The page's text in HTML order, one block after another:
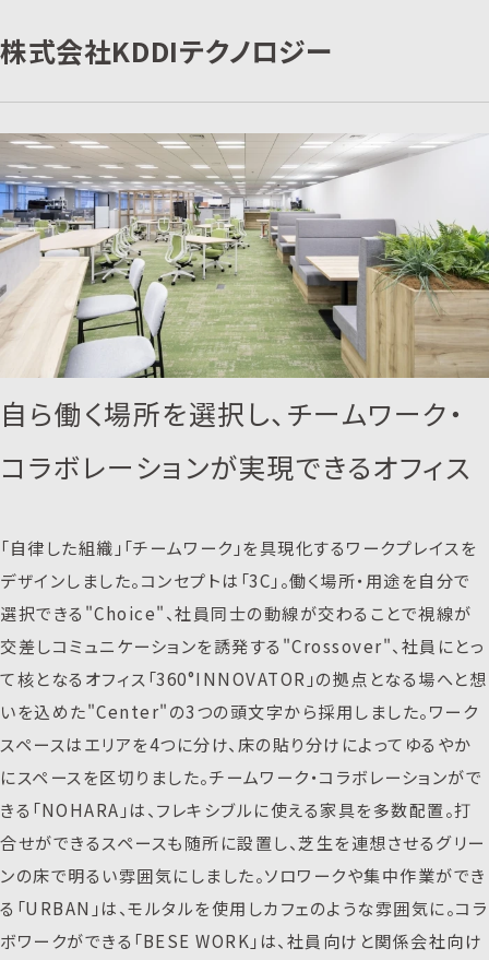
株式会社KDDIテクノロジー
自ら働く場所を選択し、チームワーク・
コラボレーションが実現できるオフィス
「自律した組織」「チームワーク」を具現化するワークプレイスを
デザインしました。コンセプトは「3C」。働く場所・用途を自分で
選択できる"Choice"、社員同士の動線が交わることで視線が
交差しコミュニケーションを誘発する"Crossover"、社員にとっ
て核となるオフィス「360°INNOVATOR」の拠点となる場へと想
いを込めた"Center"の3つの頭文字から採用しました。ワーク
スペースはエリアを4つに分け、床の貼り分けによってゆるやか
にスペースを区切りました。チームワーク・コラボレーションがで
きる「NOHARA」は、フレキシブルに使える家具を多数配置。打
合せができるスペースも随所に設置し、芝生を連想させるグリー
ンの床で明るい雰囲気にしました。ソロワークや集中作業ができ
る「URBAN」は、モルタルを使用しカフェのような雰囲気に。コラ
ボワークができる「BESE WORK」は、社員向けと関係会社向け